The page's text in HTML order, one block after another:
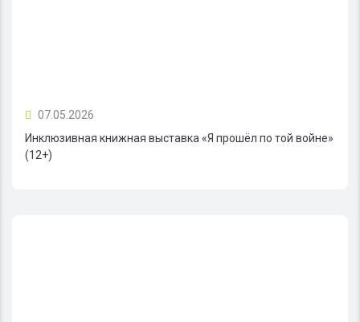
07.05.2026
Инклюзивная книжная выставка «Я прошёл по той войне»
(12+)